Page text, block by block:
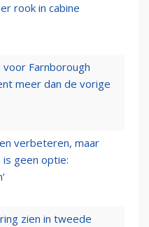
rook in cabine
Farnborough
meer dan de vorige
verbeteren, maar
geen optie:
zien in tweede